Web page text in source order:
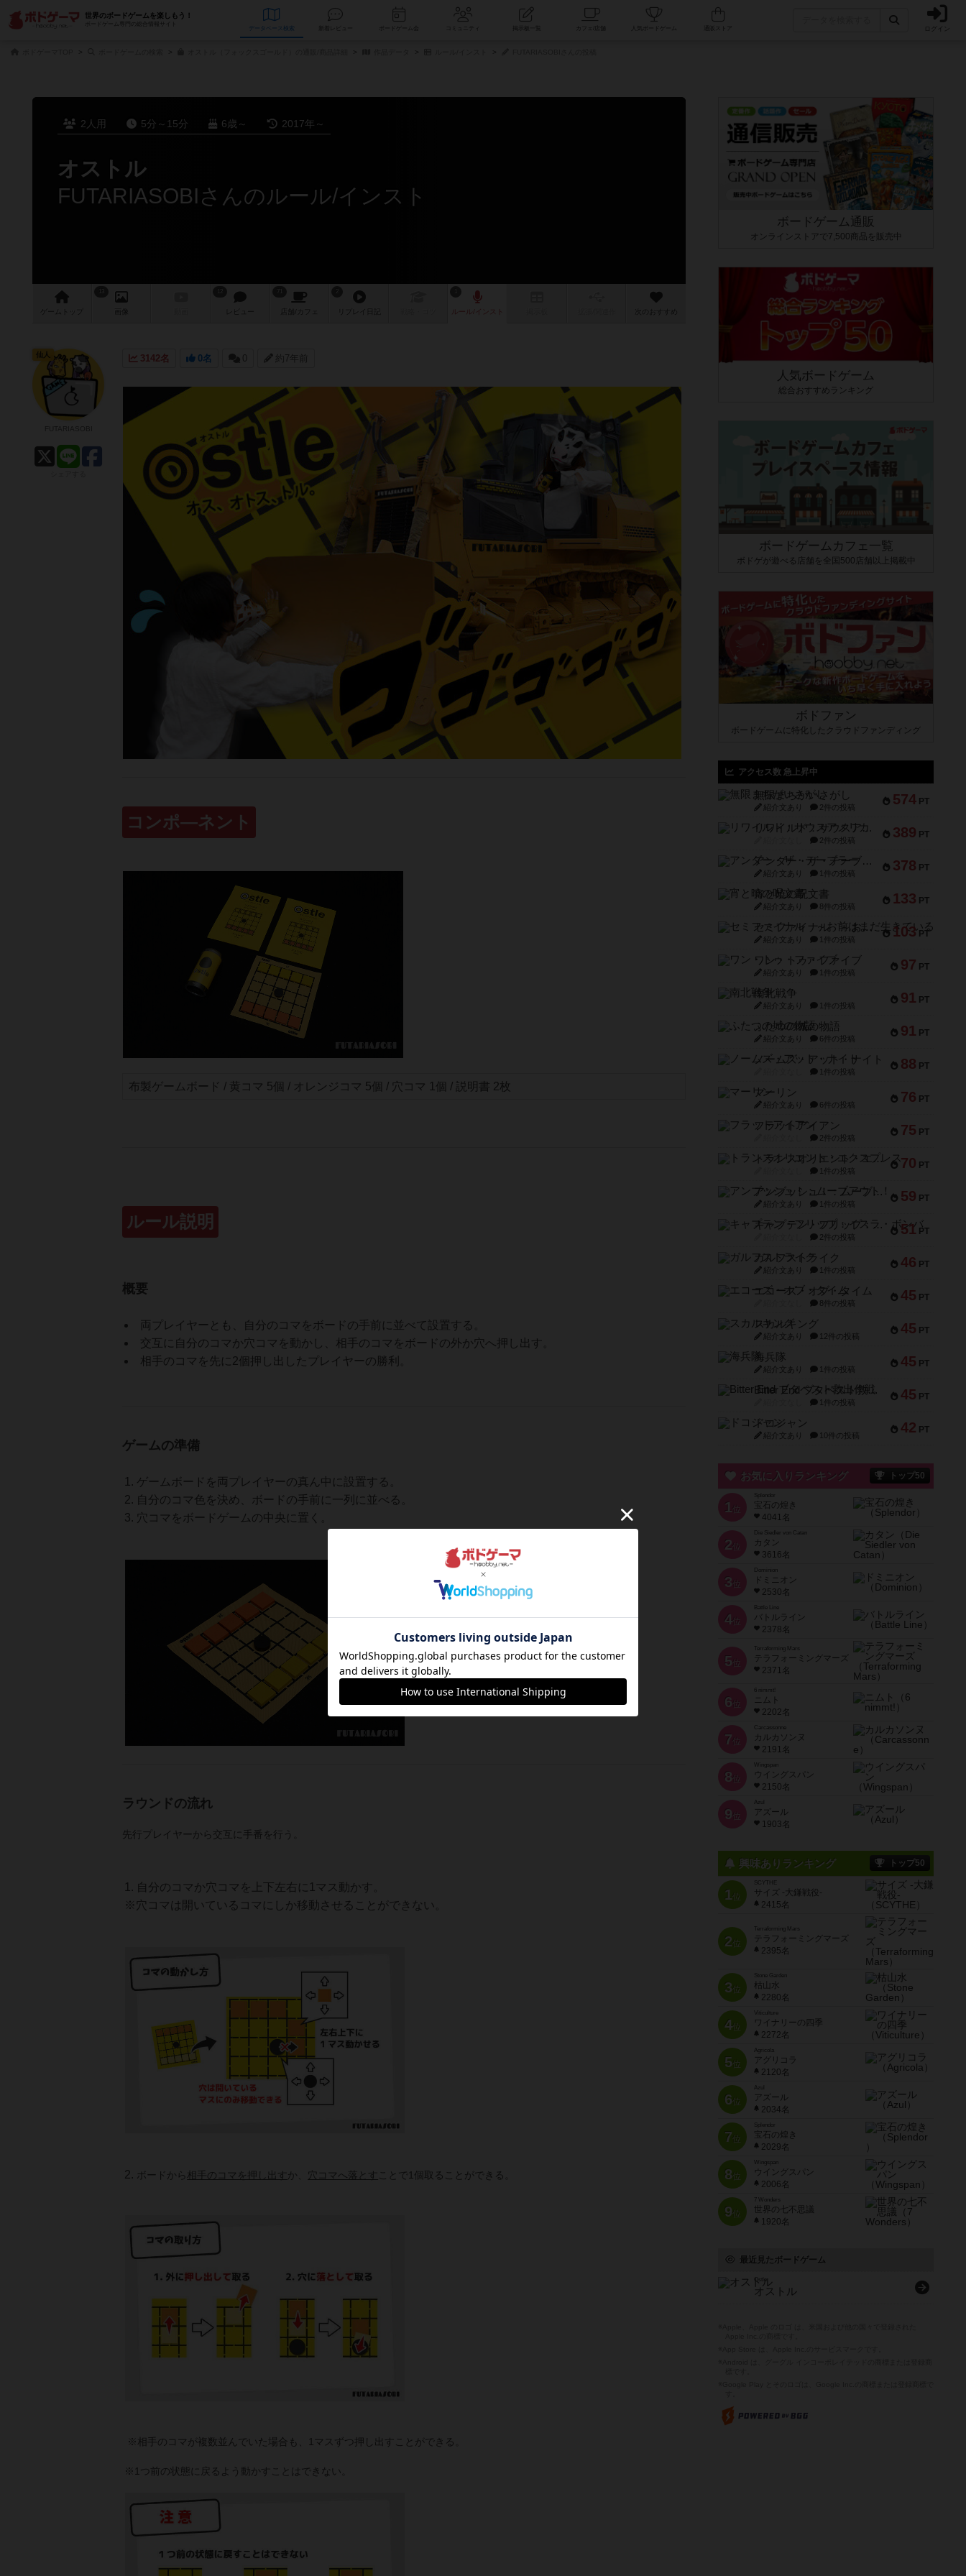
世界のボードゲームを楽しもう！
ボードゲーム専門の総合情報サイト
データベース コミュニティ 人気ボードゲーム ログイン
2人用 5分～15分 6歳～ 2017年～
オストル
FUTARIASOBIさんのルール/インスト
ゲーム 画像 レビュー
71
店舗/ カフェ 次のおすすめ
3142名 0名 0 約7年前
コンポ―ネント
布製ゲームボード / 黄コマ 5個 / オレンジコマ 5個 / 穴コマ 1個 / 説明書 2枚
ルール説明
概要
両プレイヤーとも、自分のコマをボードの手前に並べて設置する。
交互に自分のコマか穴コマを動かし、相手のコマをボードの外か穴へ押し出す。
相手のコマを先に2個押し出したプレイヤーの勝利。
ゲームの準備
ゲームボードを両プレイヤーの真ん中に設置する。
自分のコマ色を決め、ボードの手前に一列に並べる。
穴コマをボードゲームの中央に置く。
ラウンドの流れ
先行プレイヤーから交互に手番を行う。
自分のコマか穴コマを上下左右に1マス動かす。
※穴コマは開いているコマにしか移動させることができない。
ボードから 相手のコマを押し出す か、 穴コマへ落とす ことで1個取ることができる。
※相手のコマが複数並んでいた場合も、1マスずつ押し出すことができる。
※1つ前の状態に戻るよう動かすことはできない。
仙人
ボードゲーム通販
オンラインストアで7,500商品を販売中
人気ボードゲーム
総合おすすめランキング
ボードゲームカフェ一覧
ボドゲが遊べる店舗を全国500店舗以上掲載中
ボドファン
ボードゲームに特化したクラウドファンディング
アクセス数 急上昇中
574 PT
無限まちがいさがし
紹介文あり 2件の投稿
389 PT
リワイルド：サウスアメリカ
2件の投稿
378 PT
アンダー・ザ・テーブラー
紹介文あり 1件の投稿
133 PT
宵と暁の呪文書
紹介文あり 8件の投稿
103 PT
セミファイナル ～お前はまだ生きている～
紹介文あり 1件の投稿
97 PT
ワン・トゥ・ファイブ
紹介文あり 1件の投稿
91 PT
南北戦争
紹介文あり 1件の投稿
91 PT
ふたつの城の物語
紹介文あり 6件の投稿
88 PT
ノームズ・アット・ナイト
1件の投稿
76 PT
マーリン
紹介文あり 6件の投稿
75 PT
フラットアイアン
2件の投稿
70 PT
トランスオリエント・エクスプレス
1件の投稿
59 PT
アンブッシュ！：ムーブアウト！
紹介文あり 1件の投稿
51 PT
キャプテン・フリップ：イスラ・ボンバ
2件の投稿
46 PT
ガルフストライク
紹介文あり 1件の投稿
45 PT
エコーズ・オブ・タイム
8件の投稿
45 PT
スカルキング
紹介文あり 12件の投稿
45 PT
海兵隊
紹介文あり 1件の投稿
45 PT
Bitter End ブタペスト救出作戦
1件の投稿
42 PT
ドコジャン
紹介文あり 10件の投稿
お気に入りランキング トップ50
1 位
宝石の煌き
4041名
2 位
Die Siedler von Catan
カタン
3616名
3 位
ドミニオン
2530名
4位
Battle Line
バトルライン
2378名
5 位
Terraforming Mars
テラフォーミングマーズ
2371名
6 位
ニムト
2202名
7 位
Carcassonne
カルカソンヌ
2191名
8 位
Wingspan
ウイングスパン
2150名
9 位
Azul
アズール
1903名
興味ありランキング トップ50
1位
SCYTHE
サイズ -大鎌戦役-
2415名
2位
Terraforming Mars
テラフォーミングマーズ
2395名
3位
Stone Garden
枯山水
2280名
4位
Viticulture
ワイナリーの四季
2272名
5位
Agricola
アグリコラ
2120名
6位
Azul
アズール
2034名
7位
宝石の煌き
2029名
8位
Wingspan
ウイングスパン
2006名
9位
7 Wonders
世界の七不思議
1920名
最近見たボードゲーム
Ostle
オストル